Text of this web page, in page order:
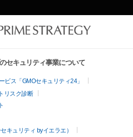
セキュリティ事業について
ス「GMOセキュリティ24」
リスク診断
キュリティ byイエラエ）